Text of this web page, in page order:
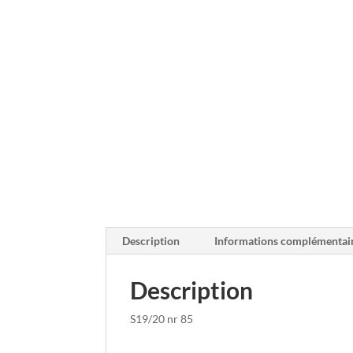
Description Informations
Description
S19/20 nr 85